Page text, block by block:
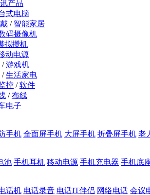
产品
式电脑
/ 智能家居
码摄像机
拟攒机
动电源
/游戏机
/生活家电
控 /软件
/布线
电子
手机 全面屏手机 大屏手机 折叠屏手机 老
池 手机耳机 移动电源 手机充电器 手机底
话机 电话录音 电话IT伴侣 网络电话 会议